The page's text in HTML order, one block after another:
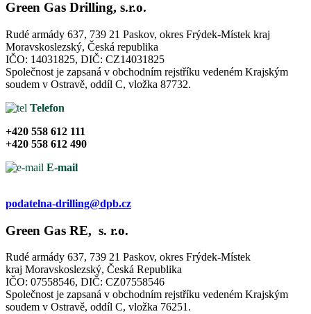
Green Gas Drilling, s.r.o.
Rudé armády 637, 739 21 Paskov, okres Frýdek-Místek​ kraj
Moravskoslezský, Česká republika​
IČO: 14031825, DIČ: CZ14031825​
Společnost je zapsaná v obchodním rejstříku vedeném Krajským
soudem v Ostravě, oddíl C, vložka 87732.​
Telefon
+420 558 612 111
+420 558 612 490
E-mail
podatelna-drilling@dpb.cz
Green Gas RE, s. r.o.​
Rudé armády 637, 739 21 Paskov, okres Frýdek-Místek​
kraj Moravskoslezský, Česká Republika​
IČO: 07558546, DIČ: CZ07558546​
Společnost je zapsaná v obchodním rejstříku vedeném Krajským
soudem v Ostravě, oddíl C, vložka 76251.​​